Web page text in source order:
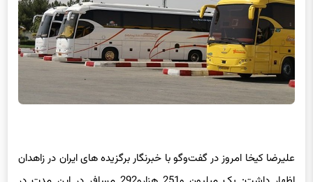
علیرضا کیخا امروز در گفت‌وگو با خبرنگار برگزیده های ایران در زاهدان